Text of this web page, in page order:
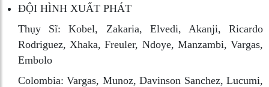
ĐỘI HÌNH XUẤT PHÁT
Thụy Sĩ: Kobel, Zakaria, Elvedi, Akanji, Ricardo
Rodriguez, Xhaka, Freuler, Ndoye, Manzambi, Vargas,
Embolo
Colombia: Vargas, Munoz, Davinson Sanchez, Lucumi,